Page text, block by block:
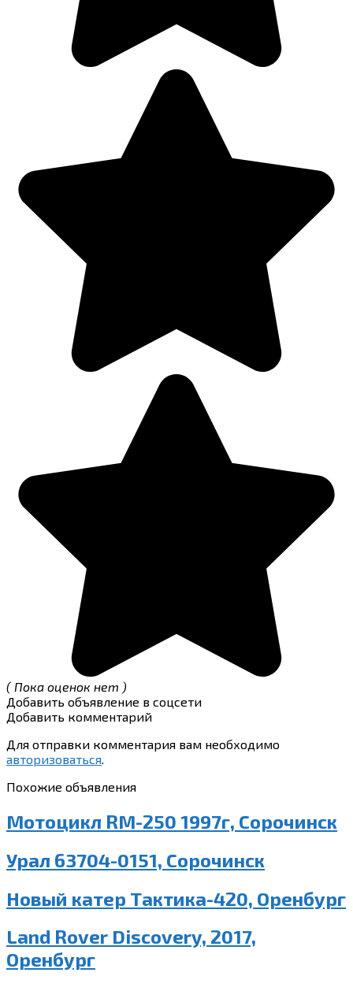
( Пока оценок нет )
Добавить объявление в соцсети
Добавить комментарий
Для отправки комментария вам необходимо
авторизоваться.
Похожие объявления
Мотоцикл RM-250 1997г, Сорочинск
Урал 63704-0151, Сорочинск
Новый катер Тактика-420, Оренбург
Land Rover Discovery, 2017,
Оренбург